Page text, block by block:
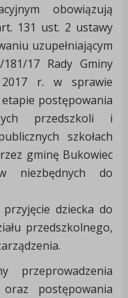
obowiązują
131 ust. 2 ustawy
uzupełniającym
17 Rady Gminy
r. w sprawie
postępowania
przedszkoli i
szkołach
gminę Bukowiec
niezbędnych do
dziecka do
przedszkolnego,
postępowania